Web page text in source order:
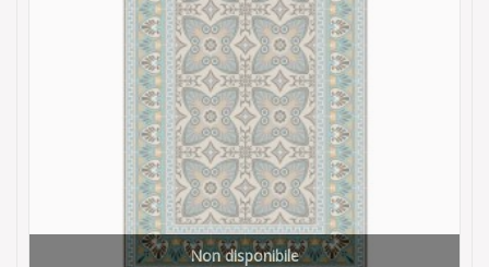
Non disponibile